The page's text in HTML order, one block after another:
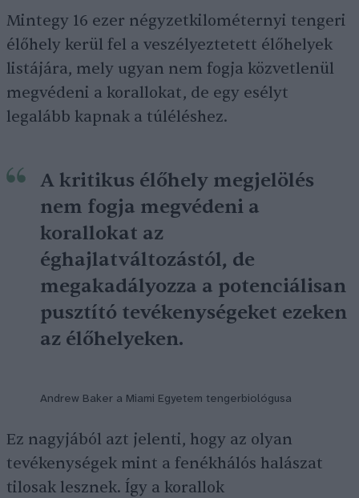
Mintegy 16 ezer négyzetkilométernyi tengeri
élőhely kerül fel a veszélyeztetett élőhelyek
listájára, mely ugyan nem fogja közvetlenül
megvédeni a korallokat, de egy esélyt
legalább kapnak a túléléshez.
A kritikus élőhely megjelölés
nem fogja megvédeni a
korallokat az
éghajlatváltozástól, de
megakadályozza a potenciálisan
pusztító tevékenységeket ezeken
az élőhelyeken.
Andrew Baker a Miami Egyetem tengerbiológusa
Ez nagyjából azt jelenti, hogy az olyan
tevékenységek mint a fenékhálós halászat
tilosak lesznek. Így a korallok